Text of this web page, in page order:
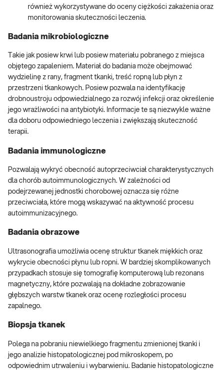
również wykorzystywane do oceny ciężkości zakażenia oraz
monitorowania skuteczności leczenia.
Badania mikrobiologiczne
Takie jak posiew krwi lub posiew materiału pobranego z miejsca
objętego zapaleniem. Materiał do badania może obejmować
wydzielinę z rany, fragment tkanki, treść ropną lub płyn z
przestrzeni tkankowych. Posiew pozwala na identyfikację
drobnoustroju odpowiedzialnego za rozwój infekcji oraz określenie
jego wrażliwości na antybiotyki. Informacje te są niezwykle ważne
dla doboru odpowiedniego leczenia i zwiększają skuteczność
terapii.
Badania immunologiczne
Pozwalają wykryć obecność autoprzeciwciał charakterystycznych
dla chorób autoimmunologicznych. W zależności od
podejrzewanej jednostki chorobowej oznacza się różne
przeciwciała, które mogą wskazywać na aktywność procesu
autoimmunizacyjnego.
Badania obrazowe
Ultrasonografia umożliwia ocenę struktur tkanek miękkich oraz
wykrycie obecności płynu lub ropni. W bardziej skomplikowanych
przypadkach stosuje się tomografię komputerową lub rezonans
magnetyczny, które pozwalają na dokładne zobrazowanie
głębszych warstw tkanek oraz ocenę rozległości procesu
zapalnego.
Biopsja tkanek
Polega na pobraniu niewielkiego fragmentu zmienionej tkanki i
jego analizie histopatologicznej pod mikroskopem, po
odpowiednim utrwaleniu i wybarwieniu. Badanie histopatologiczne